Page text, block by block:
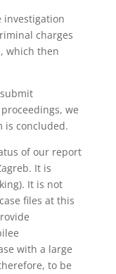
investigation
charges
which then
we
is concluded.
of our report
It is
It is not
files at this
with a large
to be